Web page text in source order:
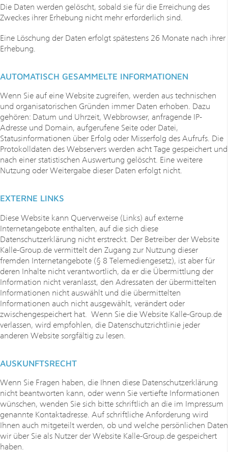
Die Daten werden gelöscht, sobald sie für die Erreichung des
Zweckes ihrer Erhebung nicht mehr erforderlich sind.
Eine Löschung der Daten erfolgt spätestens 26 Monate nach ihrer
Erhebung.
AUTOMATISCH GESAMMELTE INFORMATIONEN
Wenn Sie auf eine Website zugreifen, werden aus technischen
und organisatorischen Gründen immer Daten erhoben. Dazu
gehören: Datum und Uhrzeit, Webbrowser, anfragende IP-
Adresse und Domain, aufgerufene Seite oder Datei,
Statusinformationen über Erfolg oder Misserfolg des Aufrufs. Die
Protokolldaten des Webservers werden acht Tage gespeichert und
nach einer statistischen Auswertung gelöscht. Eine weitere
Nutzung oder Weitergabe dieser Daten erfolgt nicht.
EXTERNE LINKS
Diese Website kann Querverweise (Links) auf externe
Internetangebote enthalten, auf die sich diese
Datenschutzerklärung nicht erstreckt. Der Betreiber der Website
Kalle-Group.de vermittelt den Zugang zur Nutzung dieser
fremden Internetangebote (§ 8 Telemediengesetz), ist aber für
deren Inhalte nicht verantwortlich, da er die Übermittlung der
Information nicht veranlasst, den Adressaten der übermittelten
Informationen nicht auswählt und die übermittelten
Informationen auch nicht ausgewählt, verändert oder
zwischengespeichert hat. Wenn Sie die Website Kalle-Group.de
verlassen, wird empfohlen, die Datenschutzrichtlinie jeder
anderen Website sorgfältig zu lesen.
AUSKUNFTSRECHT
Wenn Sie Fragen haben, die Ihnen diese Datenschutzerklärung
nicht beantworten kann, oder wenn Sie vertiefte Informationen
wünschen, wenden Sie sich bitte schriftlich an die im Impressum
genannte Kontaktadresse. Auf schriftliche Anforderung wird
Ihnen auch mitgeteilt werden, ob und welche persönlichen Daten
wir über Sie als Nutzer der Website Kalle-Group.de gespeichert
haben.